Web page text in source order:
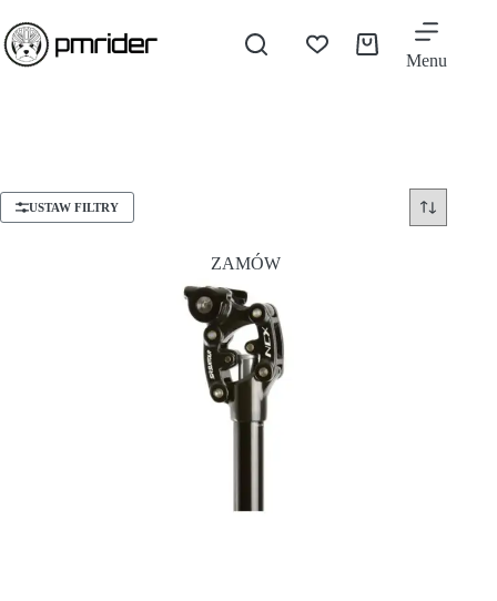
Menu
USTAW FILTRY
ZAMÓW